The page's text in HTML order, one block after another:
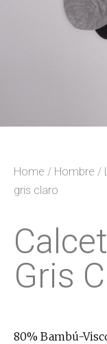
Home / Hombre /
gris claro
Gris
80% Bambú-